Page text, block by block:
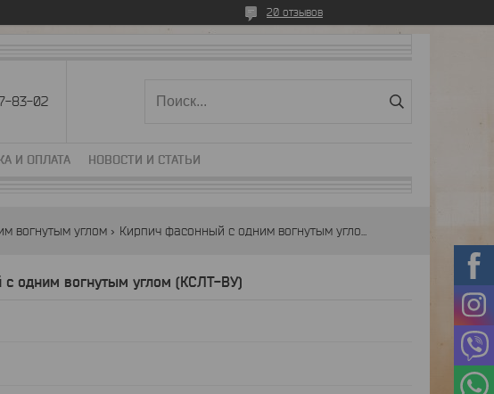
20 отзывов
83-02
И ОПЛАТА НОВОСТИ И СТАТЬИ
вогнутым углом
одним вогнутым углом (КСЛТ-ВУ)